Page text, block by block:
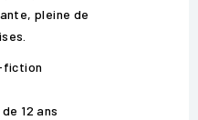
pleine de
fiction
12 ans